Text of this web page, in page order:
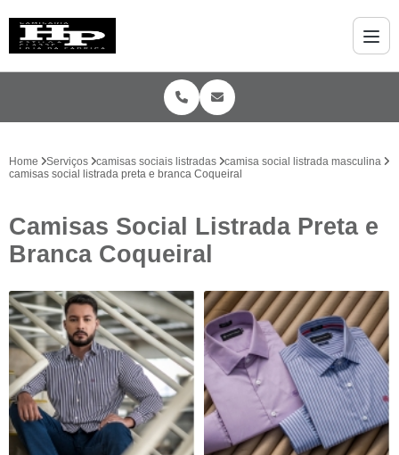
Home Serviços camisas sociais listradas
camisa social listrada masculina
camisas social listrada preta e branca Coqueiral
Camisas Social Listrada Preta e
Branca Coqueiral